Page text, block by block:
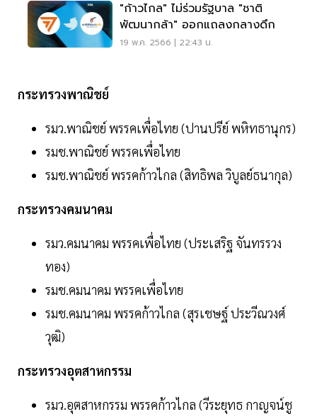
"ก้าวไกล" ไม่ร่วมรัฐบาล "ชาติ
พัฒนากล้า" ออกแถลงกลางดึก
19 พ.ค. 2566 | 22:43 น.
กระทรวงพาณิชย์
รมว.พาณิชย์ พรรคเพื่อไทย (ปานปรีย์ พหิทธานุกร)
รมช.พาณิชย์ พรรคเพื่อไทย
รมช.พาณิชย์ พรรคก้าวไกล (สิทธิพล วิบูลย์ธนากุล)
กระทรวงคมนาคม
รมว.คมนาคม พรรคเพื่อไทย (ประเสริฐ จันทรรวง
ทอง)
รมช.คมนาคม พรรคเพื่อไทย
รมช.คมนาคม พรรคก้าวไกล (สุรเชษฐ์ ประวีณวงศ์
วุฒิ)
กระทรวงอุตสาหกรรม
รมว.อุตสาหกรรม พรรคก้าวไกล (วีระยุทธ กาญจน์ชู